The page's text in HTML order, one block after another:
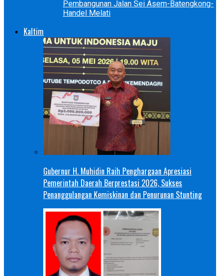
Pembangunan Jalan Sei Asem-Batengkong-
Handel Melati
Kaltim
Gubernur H. Muhidin Raih Penghargaan Apresiasi
Pemerintah Daerah Berprestasi 2026, Sukses
Penanggulangan Kemiskinan dan Penurunan Stunting